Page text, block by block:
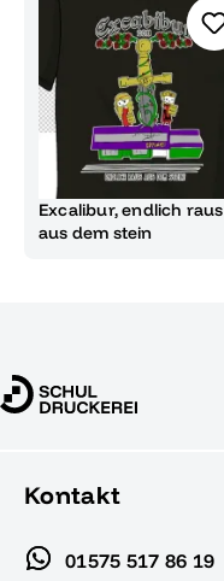
Excalibur, endlich raus
aus dem stein
Kontakt
01575 517 86 19